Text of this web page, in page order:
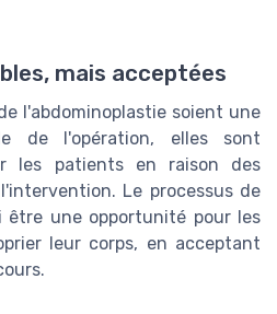
mais acceptées
l'abdominoplastie soient une
de l'opération, elles sont
les patients en raison des
Le processus de
être une opportunité pour les
leur corps, en acceptant